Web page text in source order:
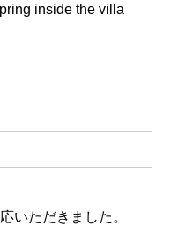
inside the villa
いただきました。